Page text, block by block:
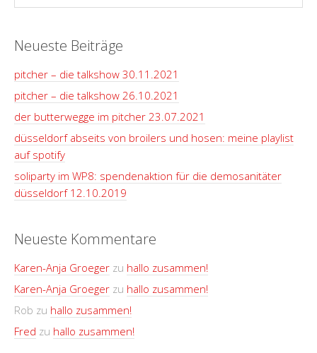
Neueste Beiträge
pitcher – die talkshow 30.11.2021
pitcher – die talkshow 26.10.2021
der butterwegge im pitcher 23.07.2021
düsseldorf abseits von broilers und hosen: meine playlist
auf spotify
soliparty im WP8: spendenaktion für die demosanitäter
düsseldorf 12.10.2019
Neueste Kommentare
Karen-Anja Groeger zu hallo zusammen!
Karen-Anja Groeger zu hallo zusammen!
Rob zu hallo zusammen!
Fred zu hallo zusammen!